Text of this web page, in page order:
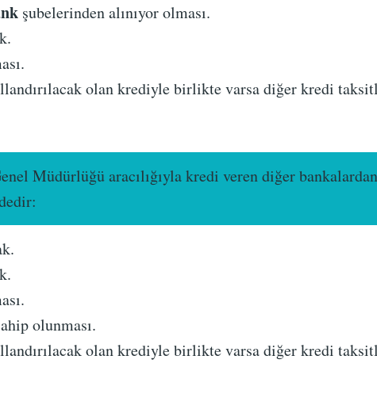
şubelerinden alınıyor olması.
olan krediyle birlikte varsa diğer kredi
Müdürlüğü aracılığıyla kredi veren diğer bankalardan
olunması.
olan krediyle birlikte varsa diğer kredi